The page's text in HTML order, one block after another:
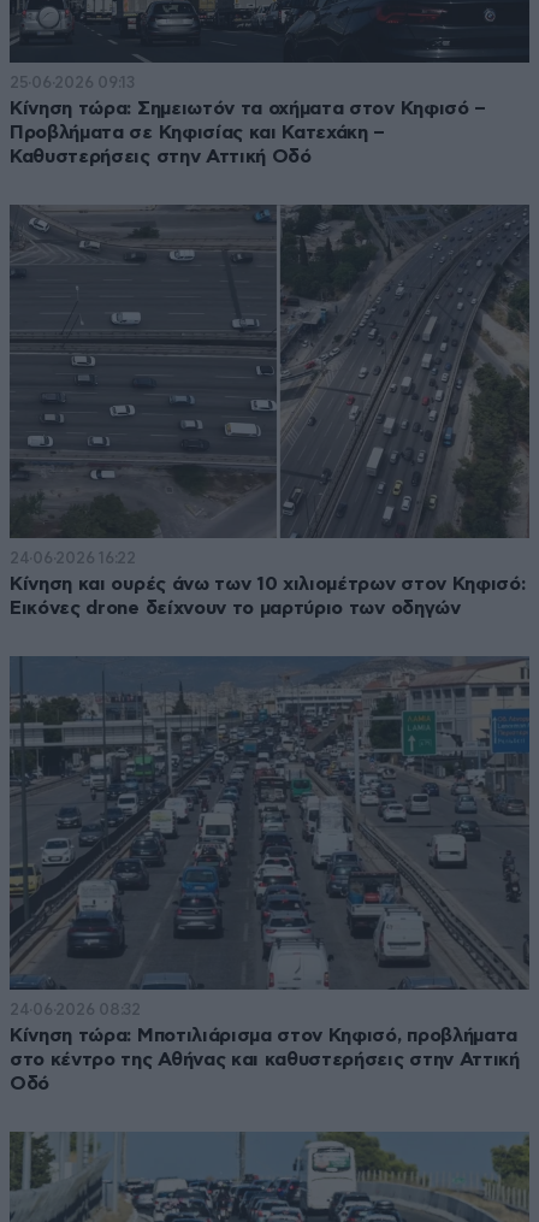
25·06·2026 09:13
Κίνηση τώρα: Σημειωτόν τα οχήματα στον Κηφισό –
Προβλήματα σε Κηφισίας και Κατεχάκη –
Καθυστερήσεις στην Αττική Οδό
24·06·2026 16:22
Κίνηση και ουρές άνω των 10 χιλιομέτρων στον Κηφισό:
Εικόνες drone δείχνουν το μαρτύριο των οδηγών
24·06·2026 08:32
Κίνηση τώρα: Μποτιλιάρισμα στον Κηφισό, προβλήματα
στο κέντρο της Αθήνας και καθυστερήσεις στην Αττική
Οδό